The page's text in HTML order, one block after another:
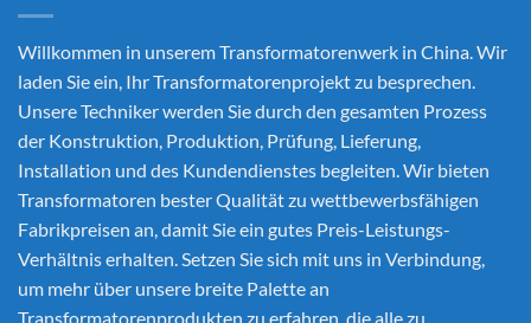
Willkommen in unserem Transformatorenwerk in China. Wir
laden Sie ein, Ihr Transformatorenprojekt zu besprechen.
Unsere Techniker werden Sie durch den gesamten Prozess
der Konstruktion, Produktion, Prüfung, Lieferung,
Installation und des Kundendienstes begleiten. Wir bieten
Transformatoren bester Qualität zu wettbewerbsfähigen
Fabrikpreisen an, damit Sie ein gutes Preis-Leistungs-
Verhältnis erhalten. Setzen Sie sich mit uns in Verbindung,
um mehr über unsere breite Palette an
Transformatorenprodukten zu erfahren, die alle zu